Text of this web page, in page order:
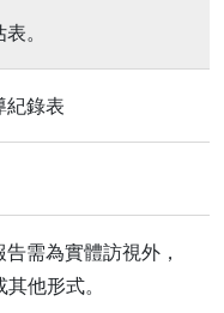
。
紀錄表
需為實體訪視外，
他形式。